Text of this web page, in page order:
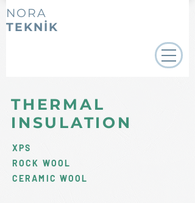
NORA
TEKNİK
THERMAL
INSULATION
XPS
ROCK WOOL
CERAMIC WOOL